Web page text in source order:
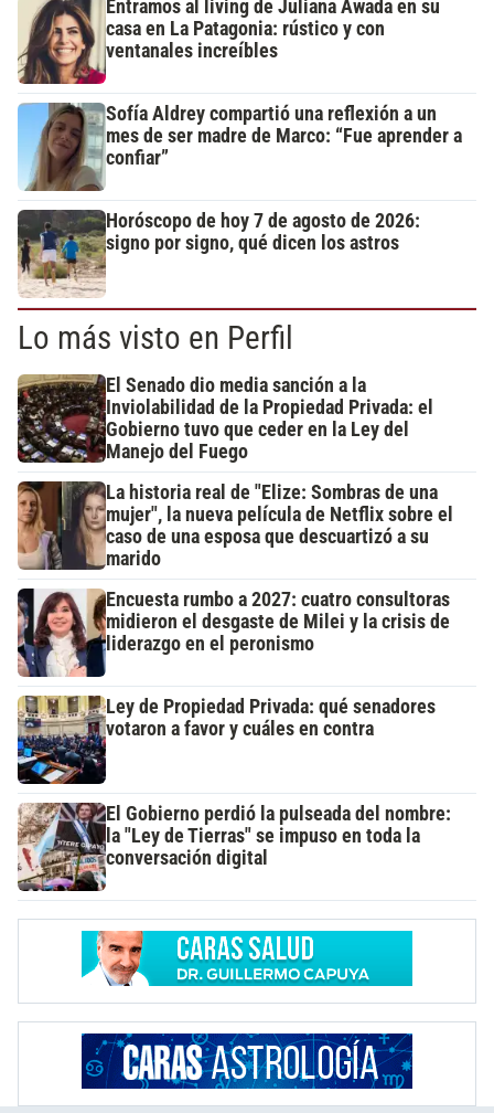
Entramos al living de Juliana Awada en su
casa en La Patagonia: rústico y con
ventanales increíbles
Sofía Aldrey compartió una reflexión a un
mes de ser madre de Marco: “Fue aprender a
confiar”
Horóscopo de hoy 7 de agosto de 2026:
signo por signo, qué dicen los astros
Lo más visto en Perfil
El Senado dio media sanción a la
Inviolabilidad de la Propiedad Privada: el
Gobierno tuvo que ceder en la Ley del
Manejo del Fuego
La historia real de "Elize: Sombras de una
mujer", la nueva película de Netflix sobre el
caso de una esposa que descuartizó a su
marido
Encuesta rumbo a 2027: cuatro consultoras
midieron el desgaste de Milei y la crisis de
liderazgo en el peronismo
Ley de Propiedad Privada: qué senadores
votaron a favor y cuáles en contra
El Gobierno perdió la pulseada del nombre:
la "Ley de Tierras" se impuso en toda la
conversación digital